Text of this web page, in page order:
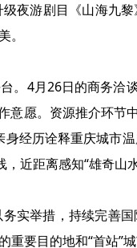
夜游剧目《山海九
。4月26日的商务洽
愿。资源推介环节
经历诠释重庆城市
近距离感知“雄奇山
实举措，持续完善
要目的地和“首站”城